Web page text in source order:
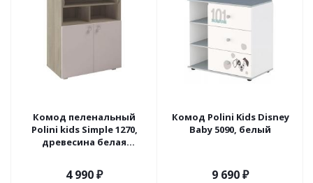
Комод пеленальный
Polini kids Simple 1270,
древесина белая
4 990₽
Комод Polini Kids Disney
Baby 5090, белый
9 690₽